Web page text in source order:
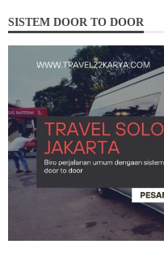
SISTEM DOOR TO DOOR